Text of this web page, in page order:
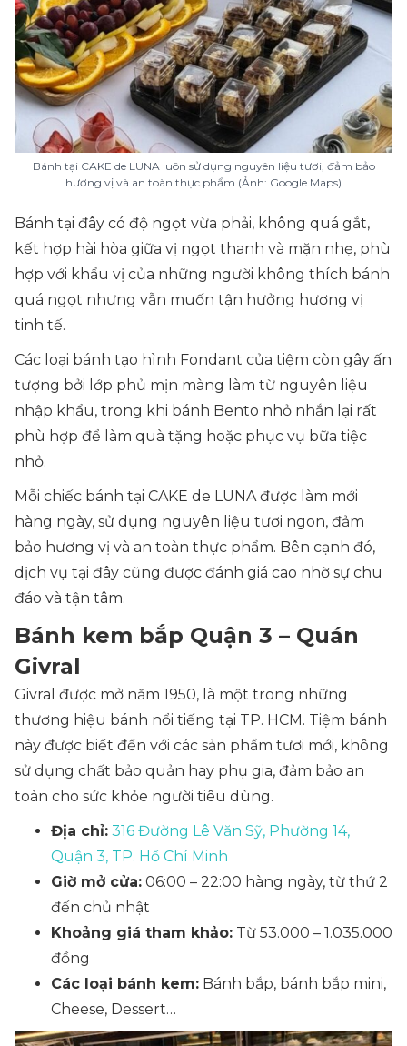
Bánh tại CAKE de LUNA luôn sử dụng nguyên liệu tươi, đảm bảo
hương vị và an toàn thực phẩm (Ảnh: Google Maps)
Bánh tại đây có độ ngọt vừa phải, không quá gắt,
kết hợp hài hòa giữa vị ngọt thanh và mặn nhẹ, phù
hợp với khẩu vị của những người không thích bánh
quá ngọt nhưng vẫn muốn tận hưởng hương vị
tinh tế.
Các loại bánh tạo hình Fondant của tiệm còn gây ấn
tượng bởi lớp phủ mịn màng làm từ nguyên liệu
nhập khẩu, trong khi bánh Bento nhỏ nhắn lại rất
phù hợp để làm quà tặng hoặc phục vụ bữa tiệc
nhỏ.
Mỗi chiếc bánh tại CAKE de LUNA được làm mới
hàng ngày, sử dụng nguyên liệu tươi ngon, đảm
bảo hương vị và an toàn thực phẩm. Bên cạnh đó,
dịch vụ tại đây cũng được đánh giá cao nhờ sự chu
đáo và tận tâm.
Bánh kem bắp Quận 3 – Quán
Givral
Givral được mở năm 1950, là một trong những
thương hiệu bánh nổi tiếng tại TP. HCM. Tiệm bánh
này được biết đến với các sản phẩm tươi mới, không
sử dụng chất bảo quản hay phụ gia, đảm bảo an
toàn cho sức khỏe người tiêu dùng.
Địa chỉ: 316 Đường Lê Văn Sỹ, Phường 14,
Quận 3, TP. Hồ Chí Minh
Giờ mở cửa: 06:00 – 22:00 hàng ngày, từ thứ 2
đến chủ nhật
Khoảng giá tham khảo: Từ 53.000 – 1.035.000
đồng
Các loại bánh kem: Bánh bắp, bánh bắp mini,
Cheese, Dessert…